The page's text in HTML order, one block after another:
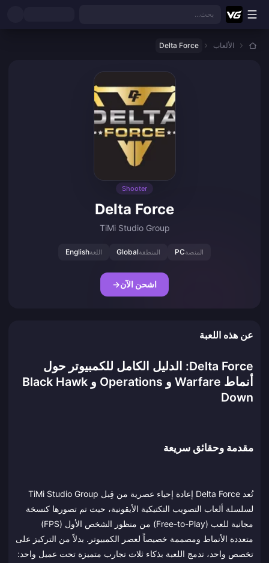
انتقل إلى المحتوى الرئيسي
بحث...
الألعاب Delta Force
Shooter
Delta Force
TiMi Studio Group
المنصةPC المنطقةGlobal اللغةEnglish
اشحن الآن→
عن هذه اللعبة
Delta Force: الدليل الكامل للكمبيوتر حول
أنماط Warfare و Operations و Black Hawk
Down
مقدمة وحقائق سريعة
تُعد Delta Force إعادة إحياء عصرية من قِبل TiMi Studio Group
لسلسلة ألعاب التصويب التكتيكية الأيقونية، حيث تم تصورها كنسخة
مجانية للعب (Free-to-Play) من منظور الشخص الأول (FPS)
متعددة الأنماط ومصممة خصيصاً لعصر الكمبيوتر. بدلاً من التركيز على
تخصص واحد، تدمج اللعبة بذكاء ثلاث تجارب متميزة تحت عميل واحد: